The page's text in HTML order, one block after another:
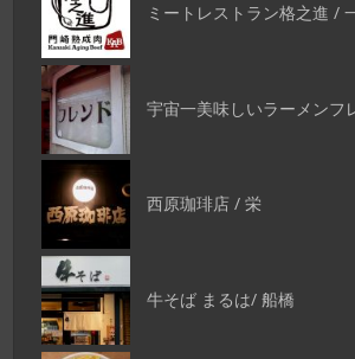
ミートレストラン格之進 /
宇宙一美味しいラーメンフ
西原珈琲店 / 栄
牛そば まるは/ 船橋